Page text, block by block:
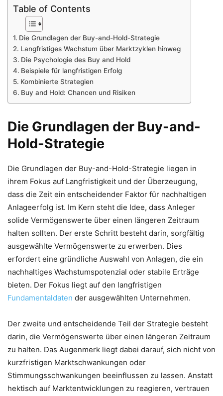
Table of Contents
Die Grundlagen der Buy-and-Hold-Strategie
Langfristiges Wachstum über Marktzyklen hinweg
Die Psychologie des Buy and Hold
Beispiele für langfristigen Erfolg
Kombinierte Strategien
Buy and Hold: Chancen und Risiken
Die Grundlagen der Buy-and-
Hold-Strategie
Die Grundlagen der Buy-and-Hold-Strategie liegen in
ihrem Fokus auf Langfristigkeit und der Überzeugung,
dass die Zeit ein entscheidender Faktor für nachhaltigen
Anlageerfolg ist. Im Kern steht die Idee, dass Anleger
solide Vermögenswerte über einen längeren Zeitraum
halten sollten. Der erste Schritt besteht darin, sorgfältig
ausgewählte Vermögenswerte zu erwerben. Dies
erfordert eine gründliche Auswahl von Anlagen, die ein
nachhaltiges Wachstumspotenzial oder stabile Erträge
bieten. Der Fokus liegt auf den langfristigen
Fundamentaldaten der ausgewählten Unternehmen.
Der zweite und entscheidende Teil der Strategie besteht
darin, die Vermögenswerte über einen längeren Zeitraum
zu halten. Das Augenmerk liegt dabei darauf, sich nicht von
kurzfristigen Marktschwankungen oder
Stimmungsschwankungen beeinflussen zu lassen. Anstatt
hektisch auf Marktentwicklungen zu reagieren, vertrauen